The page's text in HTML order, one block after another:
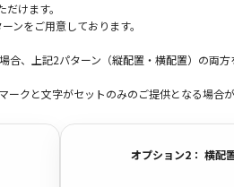
けます。
ンをご用意しております。
合、上記2パターン（縦配置・横配置）の両方
クと文字がセットのみのご提供となる場合が
オプション2： 横配